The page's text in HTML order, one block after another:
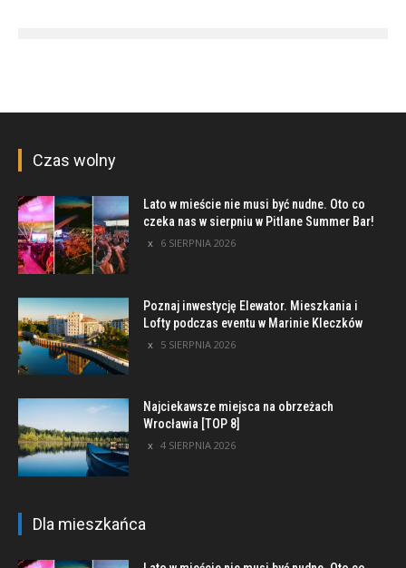
Czas wolny
Lato w mieście nie musi być nudne. Oto co
czeka nas w sierpniu w Pitlane Summer Bar!
6 SIERPNIA 2026
Poznaj inwestycję Elewator. Mieszkania i
Lofty podczas eventu w Marinie Kleczków
5 SIERPNIA 2026
Najciekawsze miejsca na obrzeżach
Wrocławia [TOP 8]
4 SIERPNIA 2026
Dla mieszkańca